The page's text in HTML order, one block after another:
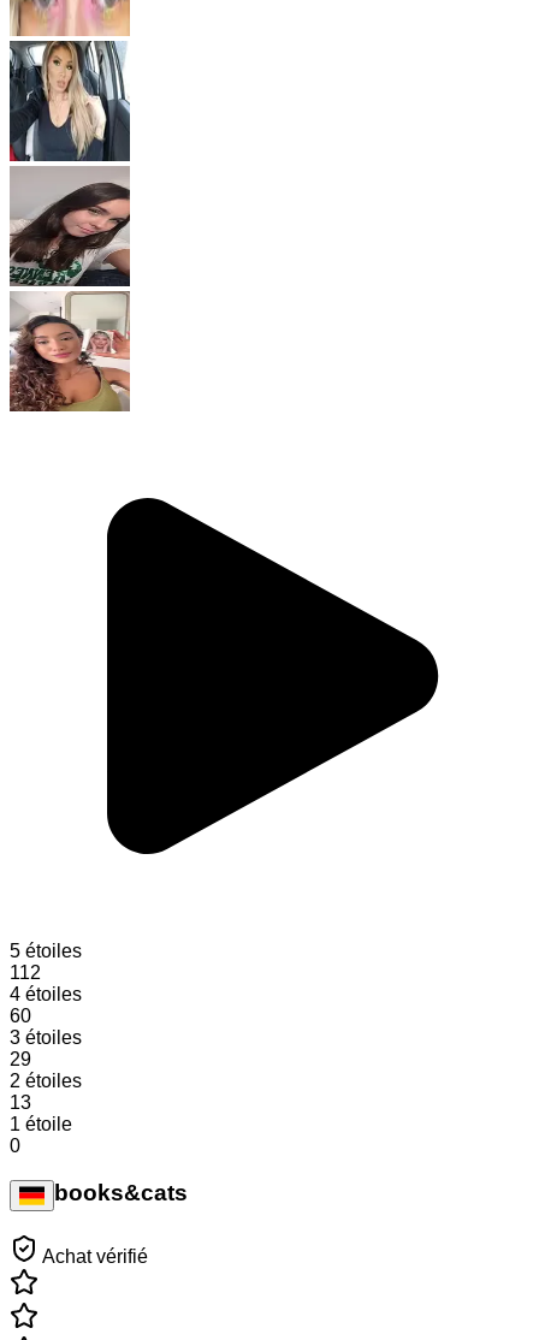
5 étoiles
112
4 étoiles
60
3 étoiles
29
2 étoiles
13
1 étoile
0
books&cats
Achat vérifié